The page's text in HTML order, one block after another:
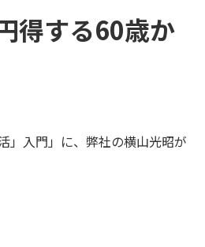
する60歳か
」入門」に、弊社の横山光昭が